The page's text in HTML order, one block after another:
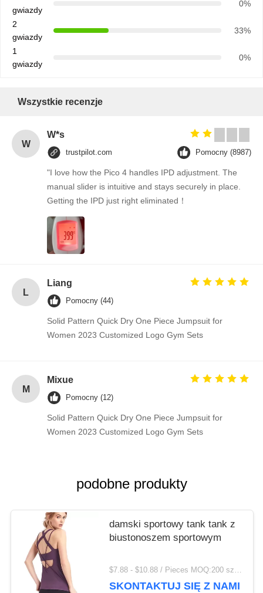
gwiazdy
0%
2
gwiazdy
33%
1
gwiazdy
0%
Wszystkie recenzje
W
W*s
trustpilot.com Pomocny (8987)
"I love how the Pico 4 handles IPD adjustment. The
manual slider is intuitive and stays securely in place.
Getting the IPD just right eliminated！
L
Liang
Pomocny (44)
Solid Pattern Quick Dry One Piece Jumpsuit for
Women 2023 Customized Logo Gym Sets
M
Mixue
Pomocny (12)
Solid Pattern Quick Dry One Piece Jumpsuit for
Women 2023 Customized Logo Gym Sets
podobne produkty
damski sportowy tank tank z
biustonoszem sportowym
SKONTAKTUJ SIĘ Z NAMI